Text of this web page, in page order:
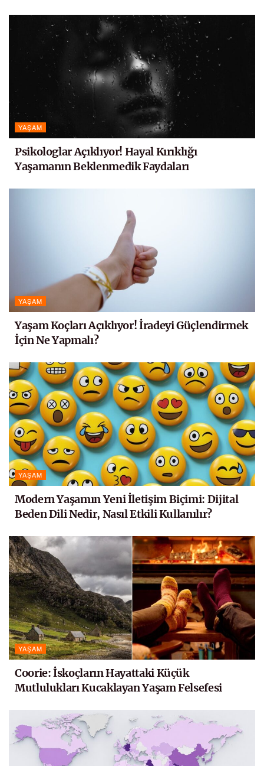
YAŞAM
Psikologlar Açıklıyor! Hayal Kırıklığı
Yaşamanın Beklenmedik Faydaları
YAŞAM
Yaşam Koçları Açıklıyor! İradeyi Güçlendirmek
İçin Ne Yapmalı?
YAŞAM
Modern Yaşamın Yeni İletişim Biçimi: Dijital
Beden Dili Nedir, Nasıl Etkili Kullanılır?
YAŞAM
Coorie: İskoçların Hayattaki Küçük
Mutlulukları Kucaklayan Yaşam Felsefesi